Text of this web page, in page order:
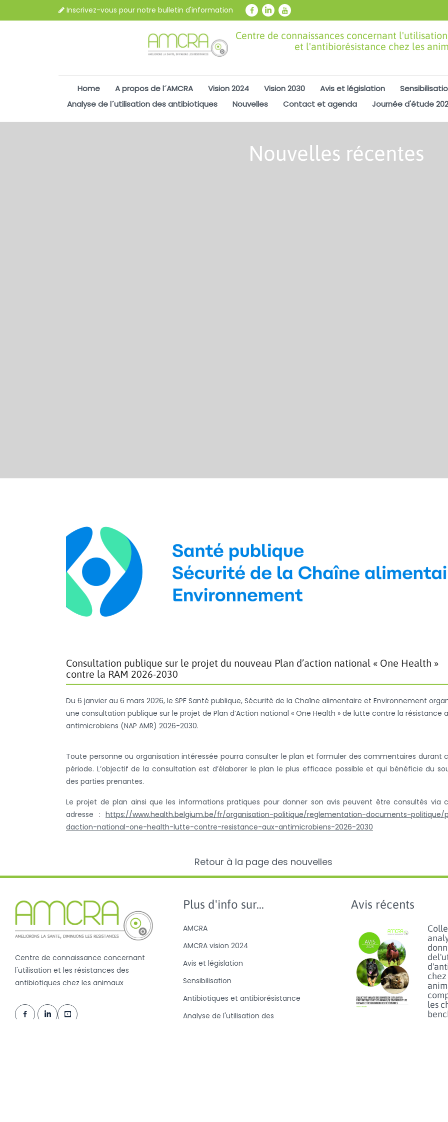
Inscrivez-vous pour notre bulletin d'information
Centre de connaissances concernant
et l'antibiorésistance chez les
Home A propos de l´AMCRA Vision 2024 Vision 2030 Avis et législation
Analyse de l´utilisation des antibiotiques
Nouvelles Contact et agenda Journée d'étude
Nouvelles récentes
Consultation publique sur le projet du nouveau Plan d’action national « One Health »
contre la RAM 2026-2030
Du 6 janvier au 6 mars 2026, le SPF Santé publique, Sécurité de la Chaîne alimentaire et Environnement
une consultation publique sur le projet de Plan d’Action national « One Health » de lutte contre la résistance
antimicrobiens (NAP AMR) 2026-2030.
Toute personne ou organisation intéressée pourra consulter le plan et formuler des commentaires durant
période. L’objectif de la consultation est d’élaborer le plan le plus efficace possible et qui bénéficie du
des parties prenantes.
Le projet de plan ainsi que les informations pratiques pour donner son avis peuvent être consultés via
adresse : https://www.health.belgium.be/fr/organisation-politique/reglementation-documents-politique/
daction-national-one-health-lutte-contre-resistance-aux-antimicrobiens-2026-2030
Retour à la page des nouvelles
Centre de connaissance concernant
l'utilisation et les résistances des
antibiotiques chez les animaux
Plus d'info sur...
AMCRA
AMCRA vision 2024
Avis et législation
Sensibilisation
Antibiotiques et antibiorésistance
Analyse de l'utilisation des
Avis récents
les